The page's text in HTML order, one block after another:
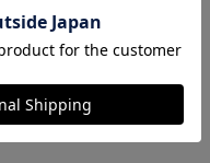
ユニ
ィッ
クモデル:FP2nd
21,450円～25,950円
会員特典